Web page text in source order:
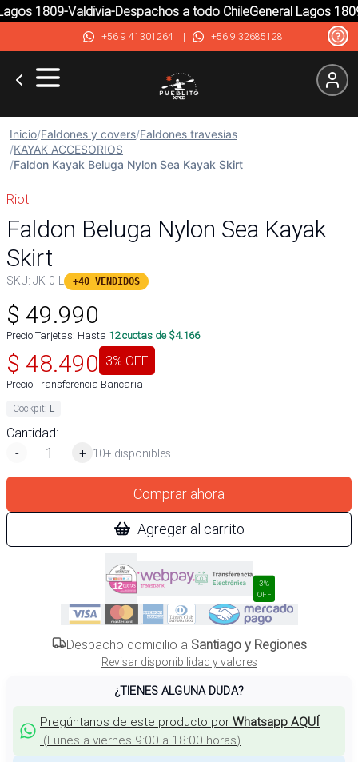
1809-Valdivia-Despachos a todo ChileGeneral Lagos
+56 9 41301264| +56 9 32685128
Inicio/Faldones y covers/Faldones travesías
/KAYAK ACCESORIOS
/Faldon Kayak Beluga Nylon Sea Kayak Skirt
Riot
Faldon Beluga Nylon Sea Kayak
Skirt
SKU: JK-0-L +40 VENDIDOS
$ 49.990
Precio Tarjetas: Hasta 12cuotas de $4.166
$ 48.490 3% OFF
Precio Transferencia Bancaria
Cockpit: L
Cantidad:
-
+ 10+ disponibles
Comprar ahora
Agregar al carrito
3%
OFF
Despacho domicilio a Santiago y Regiones
Revisar disponibilidad y valores
¿TIENES ALGUNA DUDA?
Pregúntanos de este producto por Whatsapp AQUÍ
(Lunes a viernes 9:00 a 18:00 horas)